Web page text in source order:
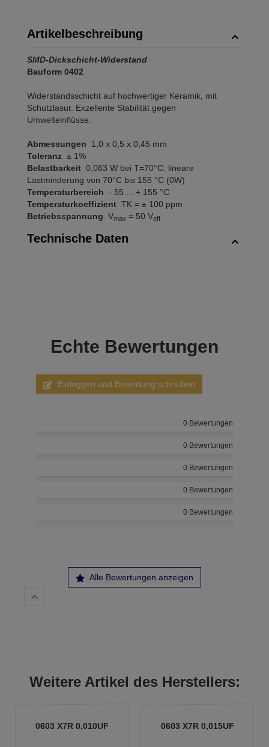
Artikelbeschreibung
SMD-Dickschicht-Widerstand
Bauform 0402
Widerstandsschicht auf hochwertiger Keramik, mit
Schutzlasur. Exzellente Stabilität gegen
Umwelteinflüsse.
Abmessungen 1,0 x 0,5 x 0,45 mm
Toleranz ± 1%
Belastbarkeit 0,063 W bei T=70°C, lineare
Lastminderung von 70°C bis 155 °C (0W)
Temperaturbereich - 55 ... + 155 °C
Temperaturkoeffizient TK = ± 100 ppm
Betriebsspannung Vmax = 50 Veff
Technische Daten
Echte Bewertungen
Einloggen und Bewertung schreiben
0 Bewertungen
0 Bewertungen
0 Bewertungen
0 Bewertungen
0 Bewertungen
Alle Bewertungen anzeigen
Weitere Artikel des Herstellers:
0603 X7R 0,010UF 0603 X7R 0,015UF